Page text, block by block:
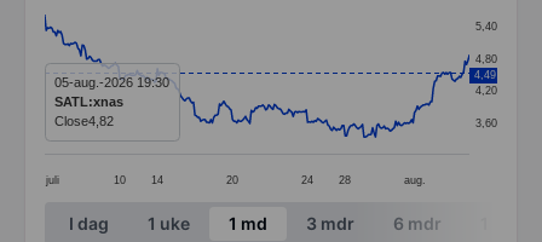
Line chart with 295 data points.
The chart has 1 X axis displaying categories.
The chart has 1 Y axis displaying values. Data
juli 10 14 20 24 28 aug.
3,60
4,20
4,80
5,40
4,49
05-aug.-2026 19:30
SATL:xnas
Close4,82
End of interactive chart.
I dag 1 uke 1 md 3 mdr 6 mdr